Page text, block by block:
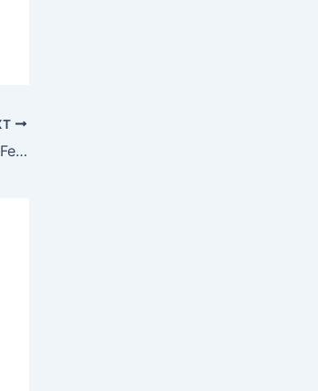
Pabrik Meja Billiard Minnova 9 Feet Sleman